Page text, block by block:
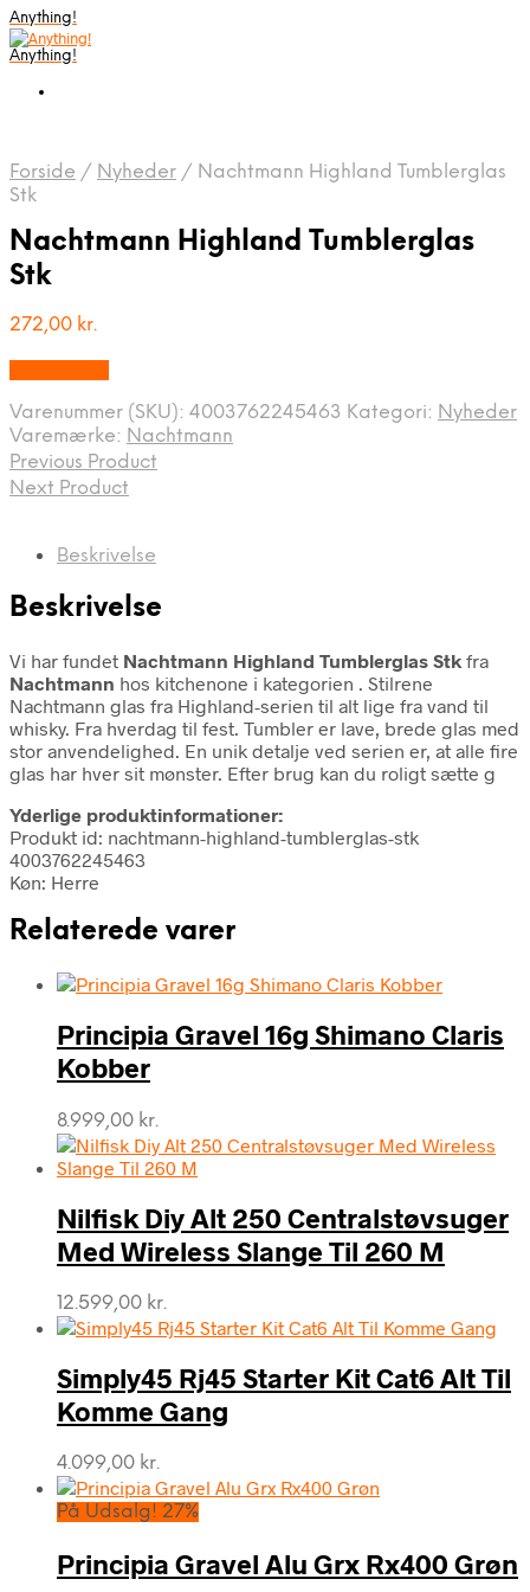
Anything!
Anything!
Forside / Nyheder / Nachtmann Highland Tumblerglas
Stk
Nachtmann Highland Tumblerglas
Stk
272,00 kr.
Varenummer (SKU): 4003762245463 Kategori: Nyheder
Varemærke: Nachtmann
Previous Product
Next Product
Beskrivelse
Beskrivelse
Vi har fundet Nachtmann Highland Tumblerglas Stk fra
Nachtmann hos kitchenone i kategorien . Stilrene
Nachtmann glas fra Highland-serien til alt lige fra vand til
whisky. Fra hverdag til fest. Tumbler er lave, brede glas med
stor anvendelighed. En unik detalje ved serien er, at alle fire
glas har hver sit mønster. Efter brug kan du roligt sætte g
Yderlige produktinformationer:
Produkt id: nachtmann-highland-tumblerglas-stk
4003762245463
Køn: Herre
Relaterede varer
Principia Gravel 16g Shimano Claris
Kobber
8.999,00 kr.
Nilfisk Diy Alt 250 Centralstøvsuger
Med Wireless Slange Til 260 M
12.599,00 kr.
Simply45 Rj45 Starter Kit Cat6 Alt Til
Komme Gang
4.099,00 kr.
På Udsalg! 27%
Principia Gravel Alu Grx Rx400 Grøn